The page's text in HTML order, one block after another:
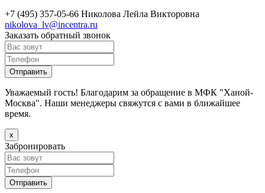
+7 (495) 357-05-66 Николова Лейла Викторовна
nikolova_lv@incentra.ru
Заказать обратный звонок
Уважаемый гость! Благодарим за обращение в МФК "Ханой-
Москва". Наши менеджеры свяжутся с вами в ближайшее
время.
х
Забронировать